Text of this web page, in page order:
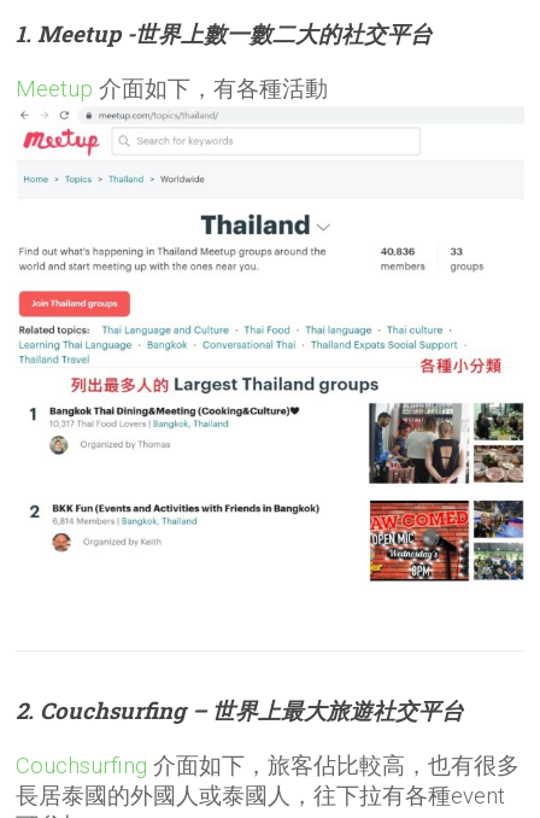
1. Meetup -世界上數一數二大的社交平台
Meetup 介面如下，有各種活動
2. Couchsurfing – 世界上最大旅遊社交平台
Couchsurfing 介面如下，旅客佔比較高，也有很多
長居泰國的外國人或泰國人，往下拉有各種event